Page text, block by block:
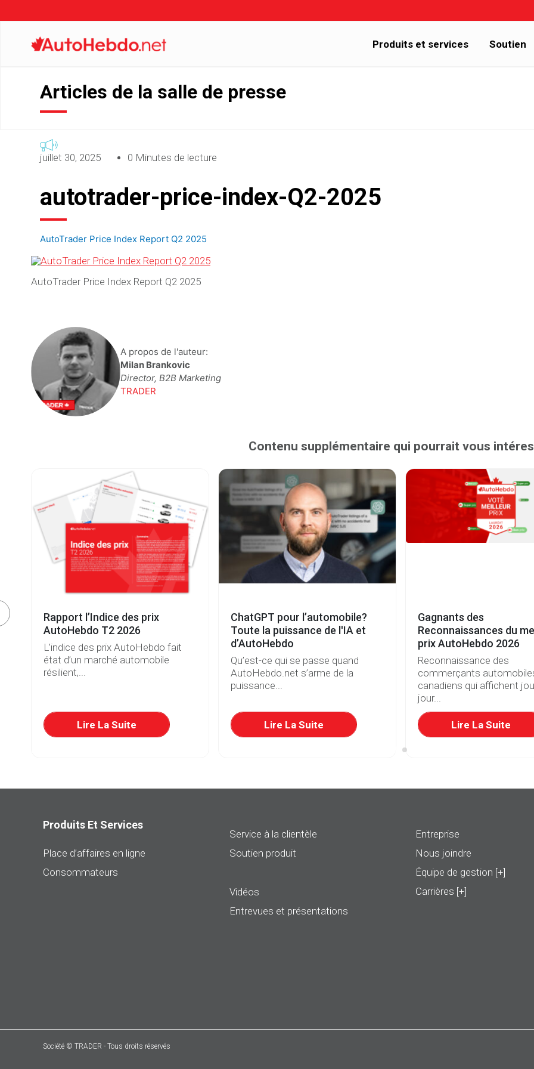
Produits et services Soutien
Articles de la salle de presse
juillet 30, 2025 0 Minutes de lecture
autotrader-price-index-Q2-2025
AutoTrader Price Index Report Q2 2025
AutoTrader Price Index Report Q2 2025
A propos de l'auteur:
Milan Brankovic
Director, B2B Marketing
TRADER
Contenu supplémentaire qui pourrait vous
Rapport l’Indice des prix
AutoHebdo T2 2026
L’indice des prix AutoHebdo fait
état d’un marché automobile
résilient,...
Lire La Suite
ChatGPT pour l’automobile?
Toute la puissance de l'IA et
d’AutoHebdo
Qu’est-ce qui se passe quand
AutoHebdo.net s’arme de la
puissance...
Lire La Suite
Gagnants des
Reconnaissances du
prix AutoHebdo 2026
Reconnaissance des
commerçants
canadiens qui affichent
jour...
Lire La Suite
Produits Et Services
Place d’affaires en ligne
Consommateurs
Service à la clientèle
Soutien produit
Vidéos
Entrevues et présentations
Entreprise
Nous joindre
Équipe de gestion [+]
Carrières [+]
Société © TRADER - Tous droits réservés